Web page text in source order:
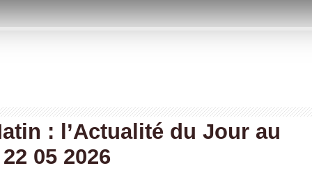
: l’Actualité du Jour au
05 2026